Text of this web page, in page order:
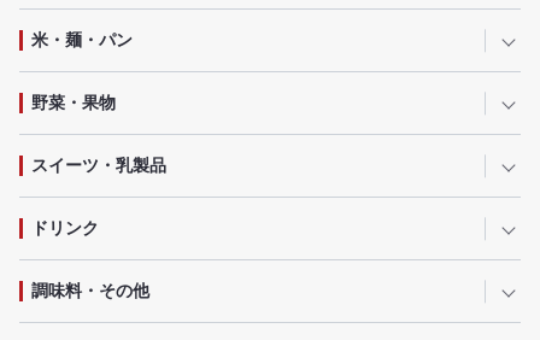
米・麺・パン
野菜・果物
スイーツ・乳製品
ドリンク
調味料・その他